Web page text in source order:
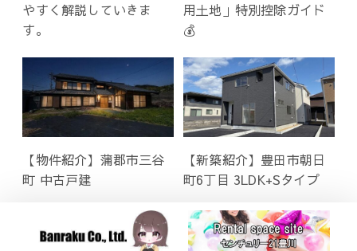
やすく解説していきま
す。
用土地」特別控除ガイド
💰
【物件紹介】蒲郡市三谷
町 中古戸建
【新築紹介】豊田市朝日
町6丁目 3LDK+Sタイプ